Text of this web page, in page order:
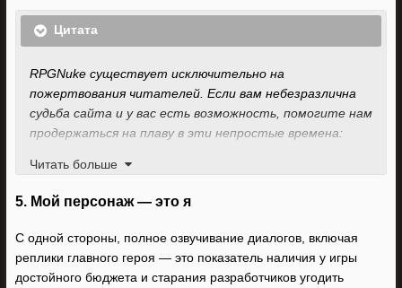
Цитата
RPGNuke существует исключительно на
пожертвования читателей. Если вам небезразлична
судьба сайта и у вас есть возможность, помогите нам
продержаться на плаву в эти непростые времена:
Сбер: 2202 2018 4150 6187
ПодпискаBoosty
Читать больше
5. Мой персонаж — это я
С одной стороны, полное озвучивание диалогов, включая
реплики главного героя — это показатель наличия у игры
достойного бюджета и старания разработчиков угодить